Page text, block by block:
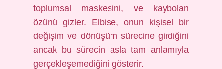
toplumsal maskesini, ve kaybolan
özünü gizler. Elbise, onun kişisel bir
değişim ve dönüşüm sürecine girdiğini
ancak bu sürecin asla tam anlamıyla
gerçekleşemediğini gösterir.